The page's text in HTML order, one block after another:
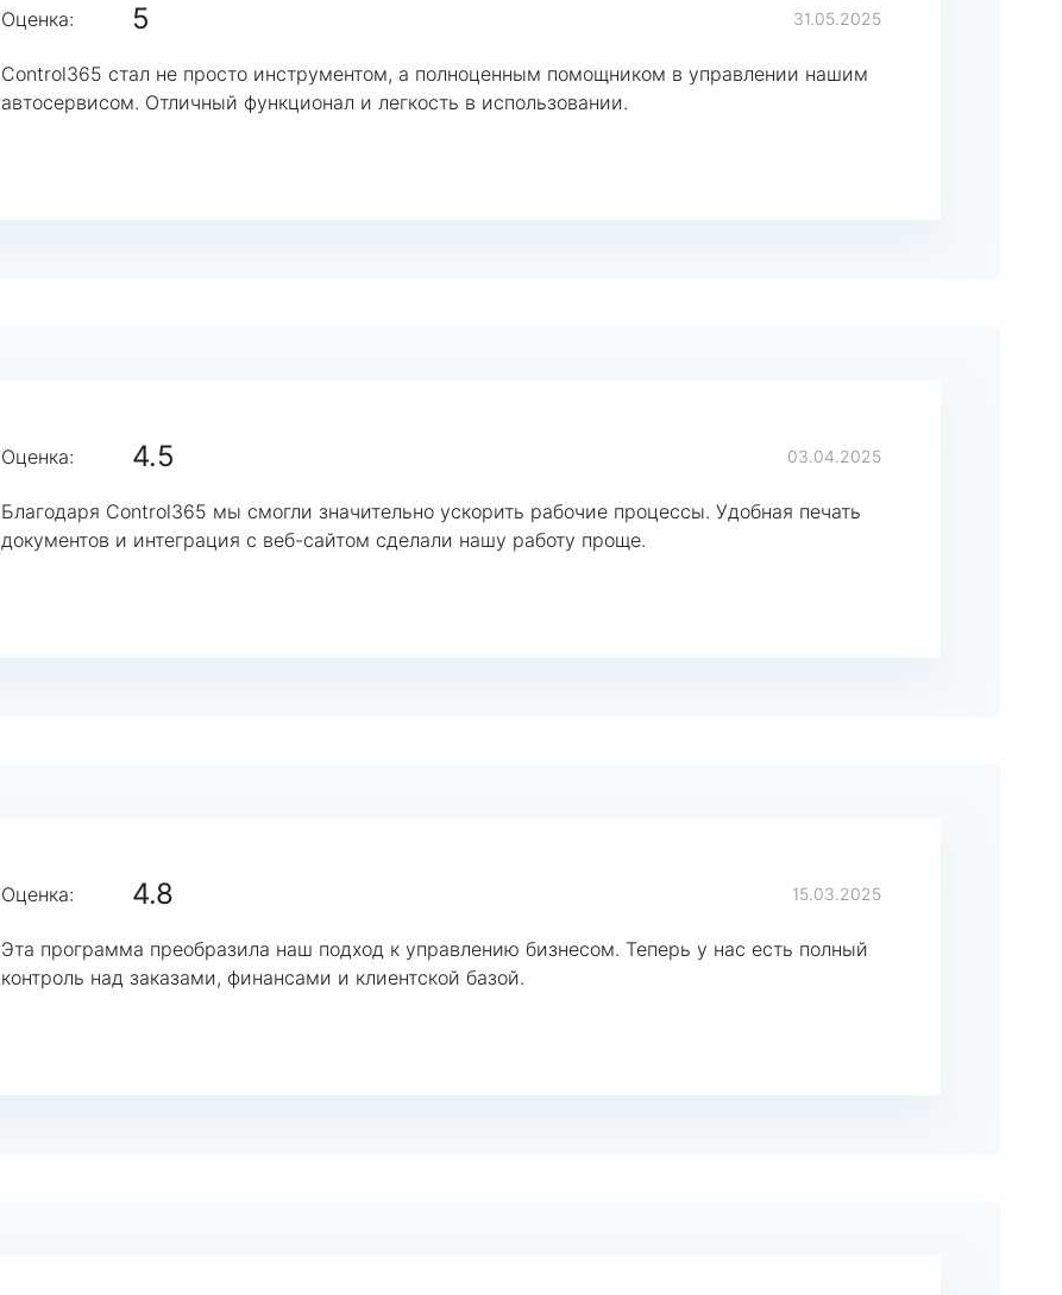
Оценка: 5 31.05.2025
Control365 стал не просто инструментом, а полноценным помощником в управлении нашим
автосервисом. Отличный функционал и легкость в использовании.
Оценка: 4.5 03.04.2025
Благодаря Control365 мы смогли значительно ускорить рабочие процессы. Удобная печать
документов и интеграция с веб-сайтом сделали нашу работу проще.
Оценка: 4.8 15.03.2025
Эта программа преобразила наш подход к управлению бизнесом. Теперь у нас есть полный
контроль над заказами, финансами и клиентской базой.